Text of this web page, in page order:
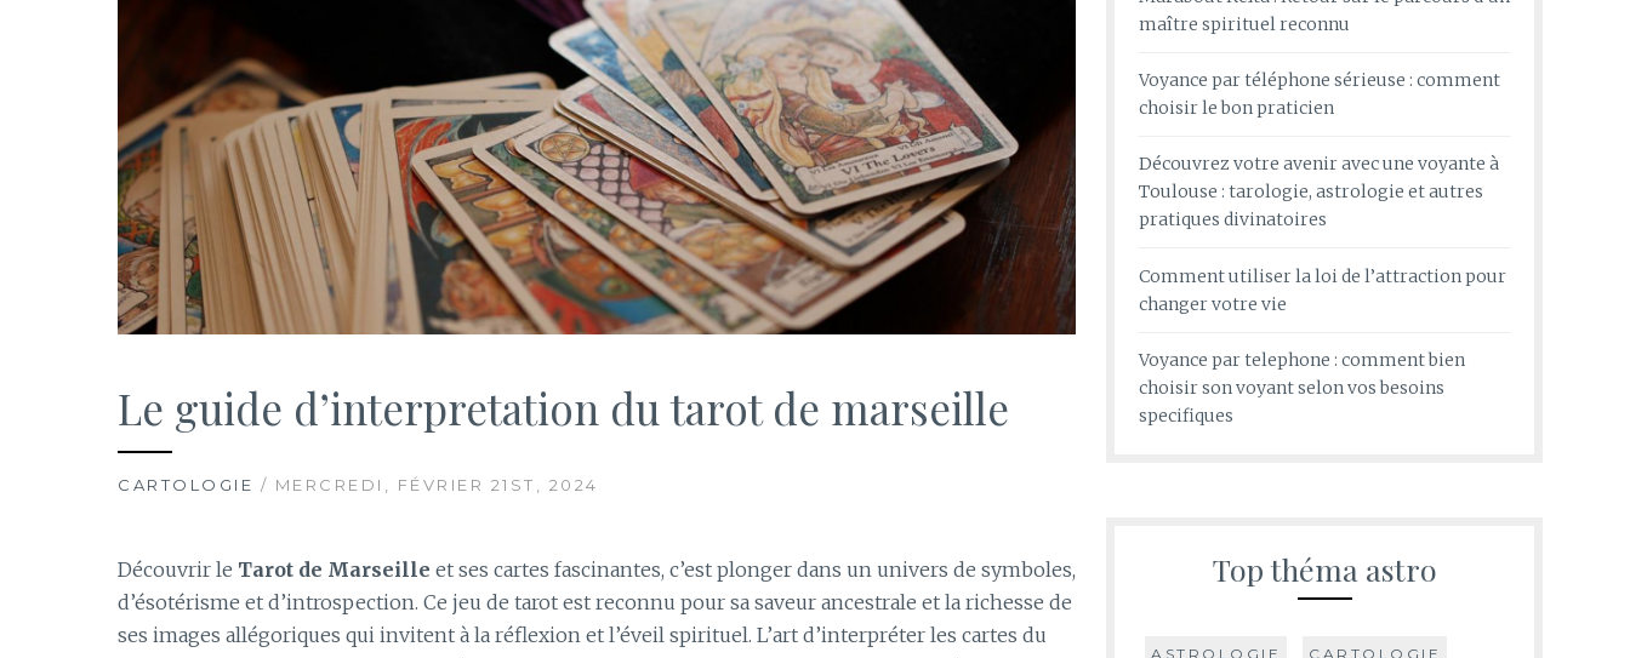
Le guide d’interpretation du tarot de marseille
CARTOLOGIE / MERCREDI, FÉVRIER 21ST, 2024
Découvrir le Tarot de Marseille et ses cartes fascinantes, c’est plonger dans un univers de symboles,
d’ésotérisme et d’introspection. Ce jeu de tarot est reconnu pour sa saveur ancestrale et la richesse de
ses images allégoriques qui invitent à la réflexion et l’éveil spirituel. L’art d’interpréter les cartes du
maître spirituel reconnu
Voyance par téléphone sérieuse : comment
choisir le bon praticien
Découvrez votre avenir avec une voyante à
Toulouse : tarologie, astrologie et autres
pratiques divinatoires
Comment utiliser la loi de l’attraction pour
changer votre vie
Voyance par telephone : comment bien
choisir son voyant selon vos besoins
specifiques
Top théma astro
ASTROLOGIE CARTOLOGIE